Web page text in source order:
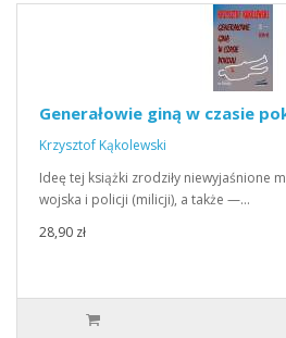
Generałowie giną w czasie
Krzysztof Kąkolewski
Ideę tej książki zrodziły niewyjaśnione
wojska i policji (milicji), a także —…
28,90 zł